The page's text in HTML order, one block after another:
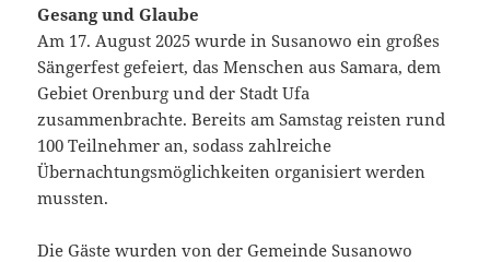
Gesang und Glaube
Am 17. August 2025 wurde in Susanowo ein großes
Sängerfest gefeiert, das Menschen aus Samara, dem
Gebiet Orenburg und der Stadt Ufa
zusammenbrachte. Bereits am Samstag reisten rund
100 Teilnehmer an, sodass zahlreiche
Übernachtungsmöglichkeiten organisiert werden
mussten.
Die Gäste wurden von der Gemeinde Susanowo